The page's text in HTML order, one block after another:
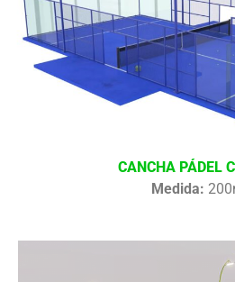
CANCHA PÁDEL
Medida: